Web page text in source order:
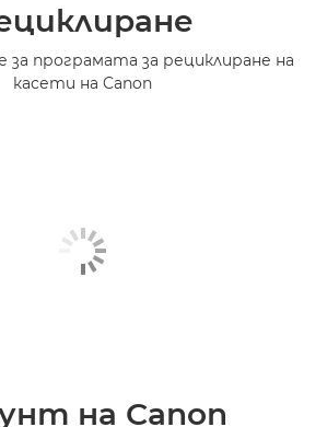
за програмата за рециклиране на
касети на Canon
на Canon